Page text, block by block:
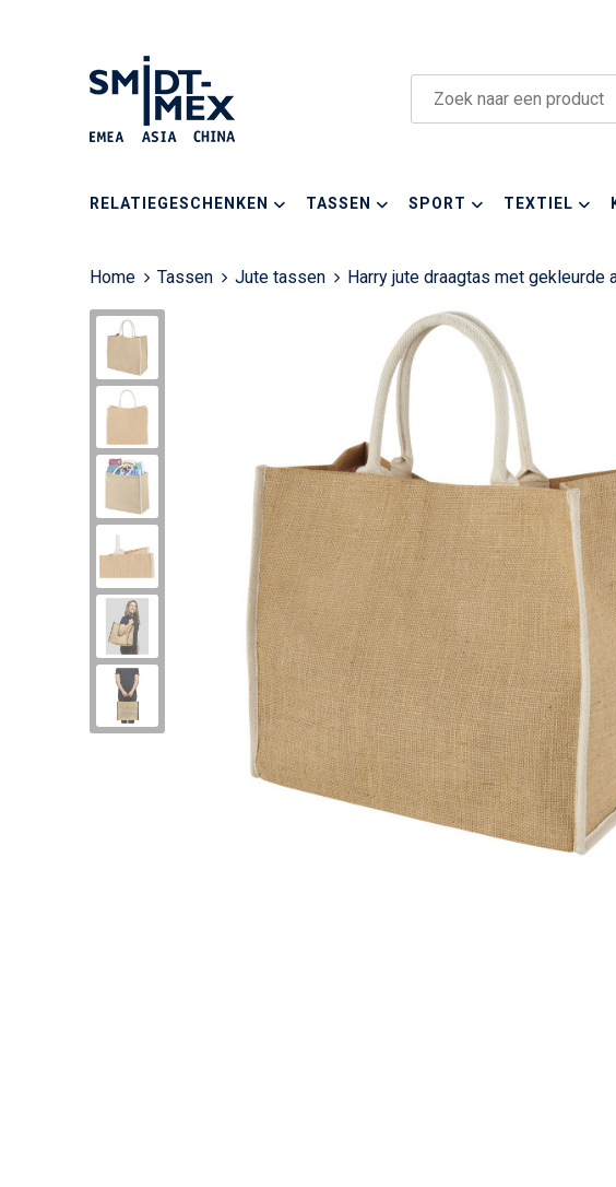
RELATIEGESCHENKEN TASSEN SPORT TEXTIEL
Home Tassen Jute tassen Harry jute draagtas met gekleurde